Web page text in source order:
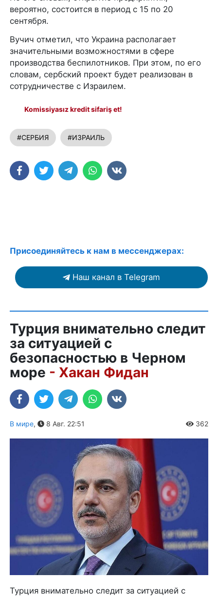
вероятно, состоится в период с 15 по 20
сентября.
Вучич отметил, что Украина располагает
значительными возможностями в сфере
производства беспилотников. При этом, по его
словам, сербский проект будет реализован в
сотрудничестве с Израилем.
Komissiyasız kredit sifariş et!
#СЕРБИЯ #ИЗРАИЛЬ
Присоединяйтесь к нам в мессенджерах:
Наш канал в Telegram
Турция внимательно следит
за ситуацией с
безопасностью в Черном
море - Хакан Фидан
В мире, 8 Авг. 22:51 362
Турция внимательно следит за ситуацией с